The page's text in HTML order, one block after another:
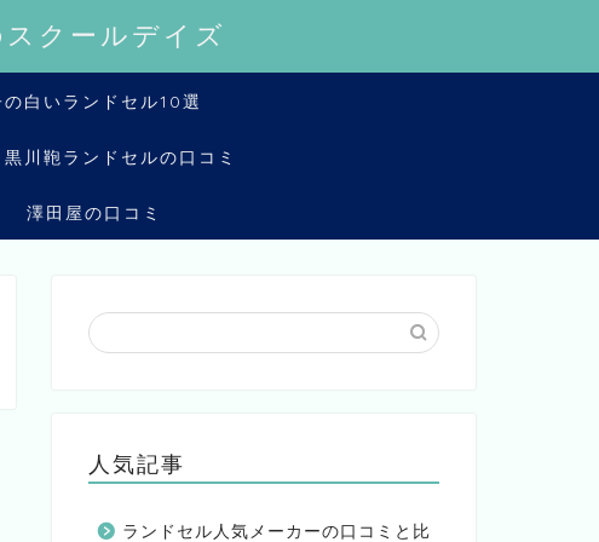
クールデイズ
白いランドセル10選
黒川鞄ランドセルの口コミ
澤田屋の口コミ
人気記事
ランドセル人気メーカーの口コミと比